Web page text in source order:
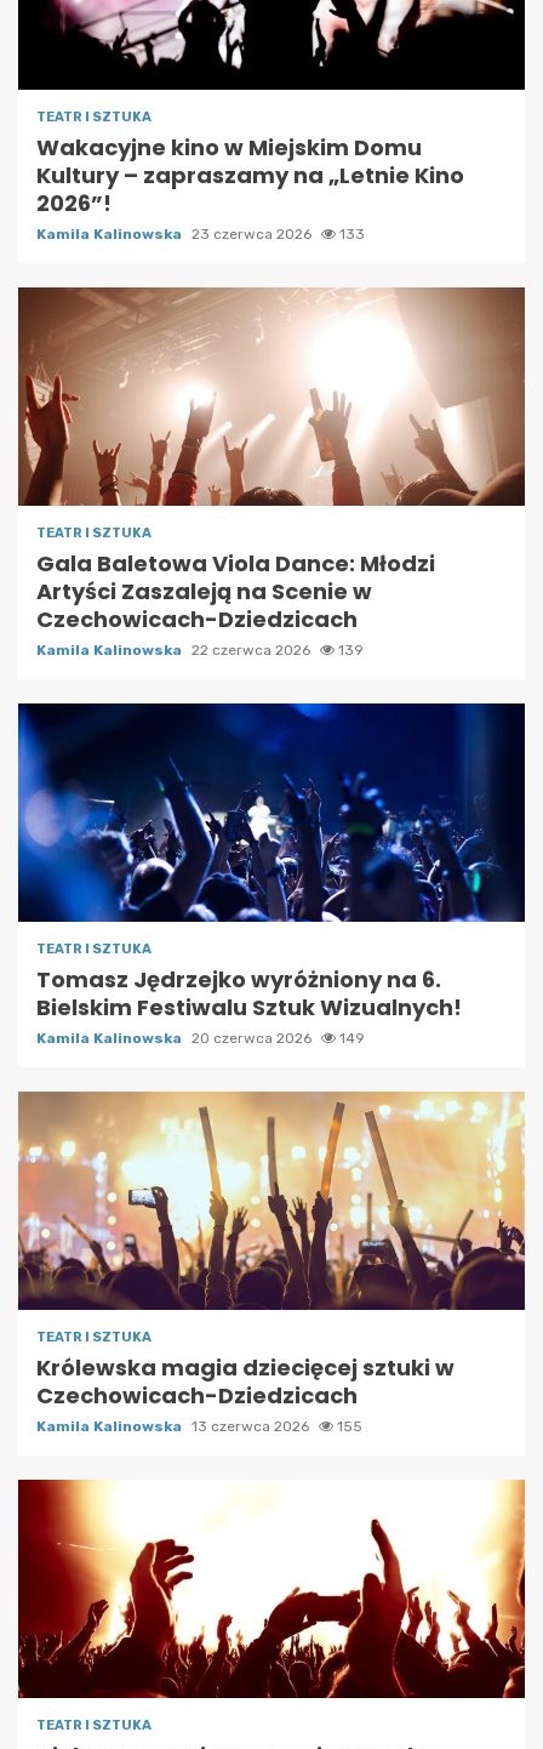
TEATR I SZTUKA
Wakacyjne kino w Miejskim Domu
Kultury – zapraszamy na „Letnie Kino
2026”!
Kamila Kalinowska 23 czerwca 2026 133
TEATR I SZTUKA
Gala Baletowa Viola Dance: Młodzi
Artyści Zaszaleją na Scenie w
Czechowicach-Dziedzicach
Kamila Kalinowska 22 czerwca 2026 139
TEATR I SZTUKA
Tomasz Jędrzejko wyróżniony na 6.
Bielskim Festiwalu Sztuk Wizualnych!
Kamila Kalinowska 20 czerwca 2026 149
TEATR I SZTUKA
Królewska magia dziecięcej sztuki w
Czechowicach-Dziedzicach
Kamila Kalinowska 13 czerwca 2026 155
TEATR I SZTUKA